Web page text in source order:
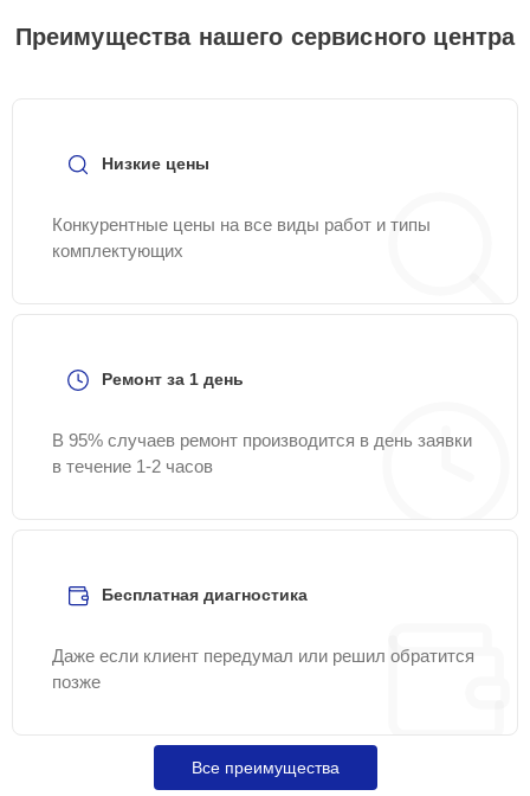
Преимущества нашего сервисного центра
Низкие цены
Конкурентные цены на все виды работ и типы
комплектующих
Ремонт за 1 день
В 95% случаев ремонт производится в день заявки
в течение 1-2 часов
Бесплатная диагностика
Даже если клиент передумал или решил обратится
позже
Все преимущества